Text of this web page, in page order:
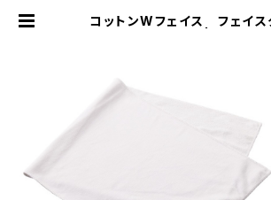
コットンWフェイス フェイス